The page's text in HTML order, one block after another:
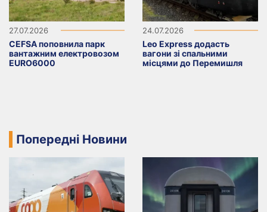
27.07.2026
CEFSA поповнила парк
вантажним електровозом
EURO6000
24.07.2026
Leo Express додасть
вагони зі спальними
місцями до Перемишля
Попередні Новини